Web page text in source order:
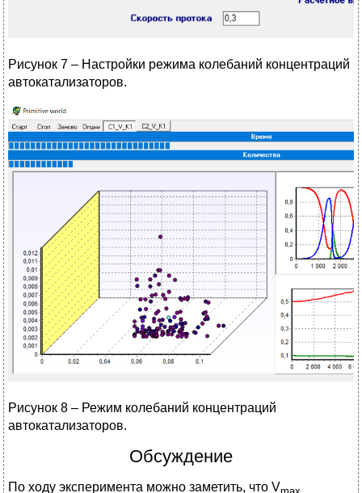
Рисунок 7 – Настройки режима колебаний концентраций
автокатализаторов.
Рисунок 8 – Режим колебаний концентраций
автокатализаторов.
Обсуждение
По ходу эксперимента можно заметить, что V